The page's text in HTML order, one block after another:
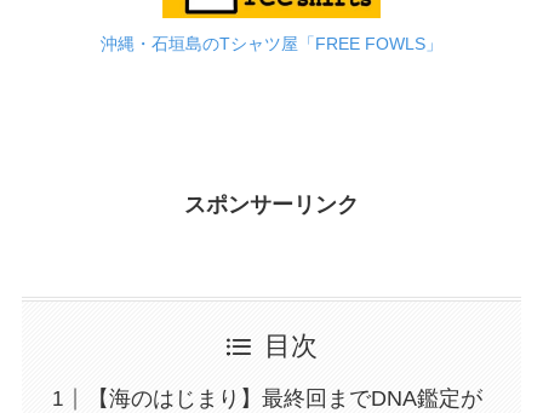
沖縄・石垣島のTシャツ屋「FREE FOWLS」
スポンサーリンク
目次
【海のはじまり】最終回までDNA鑑定が